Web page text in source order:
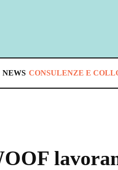
NEWS CONSULENZE E